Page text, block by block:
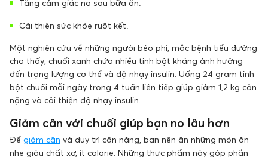
Tăng cảm giác no sau bữa ăn.
Cải thiện sức khỏe ruột kết.
Một nghiên cứu về những người béo phì, mắc bệnh tiểu đường
cho thấy, chuối xanh chứa nhiều tinh bột kháng ảnh hưởng
đến trọng lượng cơ thể và độ nhạy insulin. Uống 24 gram tinh
bột chuối mỗi ngày trong 4 tuần liên tiếp giúp giảm 1,2 kg cân
nặng và cải thiện độ nhạy insulin.
Giảm cân với chuối giúp bạn no lâu hơn
Để giảm cân và duy trì cân nặng, bạn nên ăn những món ăn
nhẹ giàu chất xơ, ít calorie. Những thực phẩm này góp phần